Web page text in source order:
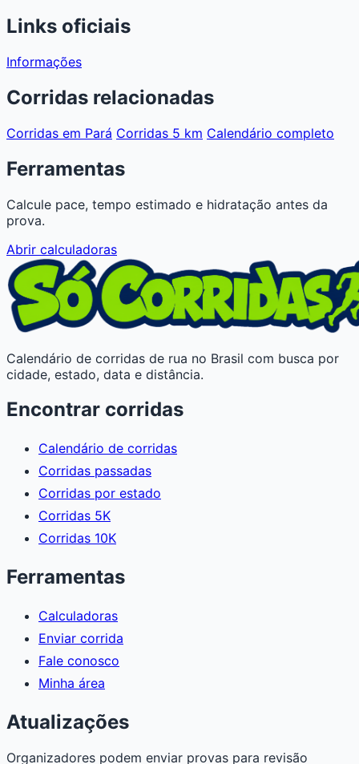
Links oficiais
Informações
Corridas relacionadas
Corridas em Pará Corridas 5 km Calendário completo
Ferramentas
Calcule pace, tempo estimado e hidratação antes da
prova.
Abrir calculadoras
Calendário de corridas de rua no Brasil com busca por
cidade, estado, data e distância.
Encontrar corridas
Calendário de corridas
Corridas passadas
Corridas por estado
Corridas 5K
Corridas 10K
Ferramentas
Calculadoras
Enviar corrida
Fale conosco
Minha área
Atualizações
Organizadores podem enviar provas para revisão